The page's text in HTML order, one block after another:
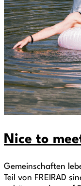
Nice to
Gemeinschaften
Teil von FREIRAD